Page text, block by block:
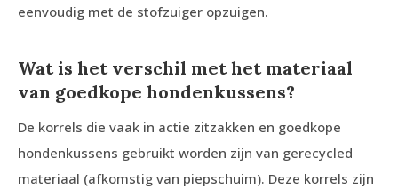
eenvoudig met de stofzuiger opzuigen.
Wat is het verschil met het materiaal
van goedkope hondenkussens?
De korrels die vaak in actie zitzakken en goedkope
hondenkussens gebruikt worden zijn van gerecycled
materiaal (afkomstig van piepschuim). Deze korrels zijn